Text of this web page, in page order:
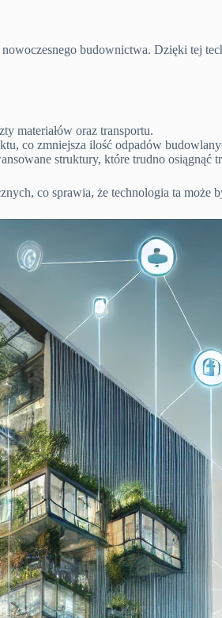
budownictwa. Dzięki tej
materiałów oraz transportu.
co zmniejsza ilość odpadów
struktury, które trudno osiągnąć
co sprawia, że technologia ta może